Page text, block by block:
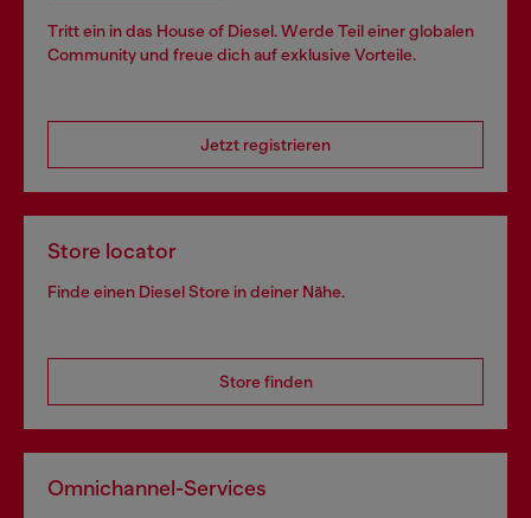
Tritt ein in das House of Diesel. Werde Teil einer globalen
Community und freue dich auf exklusive Vorteile.
Jetzt registrieren
Store locator
Finde einen Diesel Store in deiner Nähe.
Store finden
Omnichannel-Services